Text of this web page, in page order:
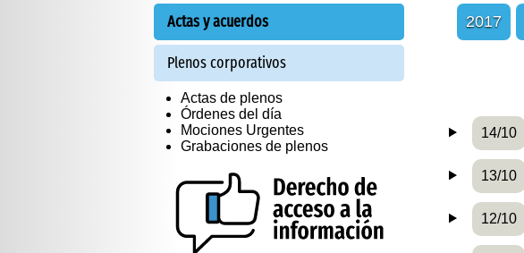
Actas y acuerdos
Plenos corporativos
Actas de plenos
Órdenes del día
Mociones Urgentes
Grabaciones de plenos
2017
14/10
13/10
12/10